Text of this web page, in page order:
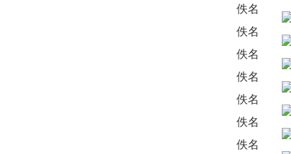
佚名
佚名
佚名
佚名
佚名
佚名
佚名